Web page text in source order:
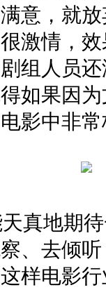
意，就
激情，
组人员
如果因
影中非
真地期
、去倾
样电影